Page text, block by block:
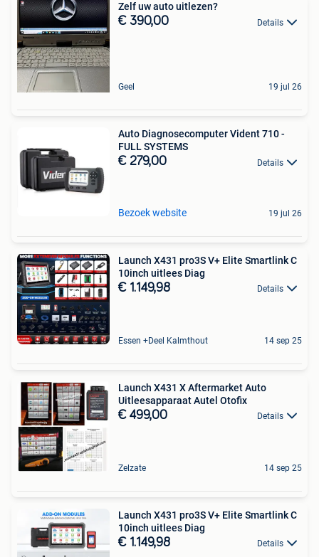
Zelf uw auto uitlezen?
€ 390,00 Details
Geel 19 jul 26
Auto Diagnosecomputer Vident 710 -
FULL SYSTEMS
€ 279,00 Details
Bezoek website 19 jul 26
Launch X431 pro3S V+ Elite Smartlink C
10inch uitlees Diag
€ 1.149,98 Details
Essen +Deel Kalmthout 14 sep 25
Launch X431 X Aftermarket Auto
Uitleesapparaat Autel Otofix
€ 499,00 Details
Zelzate 14 sep 25
Launch X431 pro3S V+ Elite Smartlink C
10inch uitlees Diag
€ 1.149,98 Details